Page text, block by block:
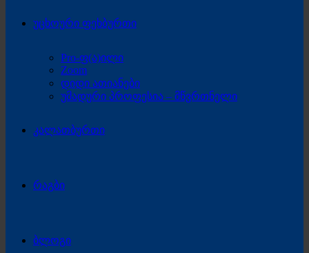
უცხოური ფეხბურთი
Pro-ფ(ა)ილი
Zoom
დიდი ათიანები
უმადური პროფესია – მწვრთნელი
კალათბურთი
რაგბი
ბლოგი